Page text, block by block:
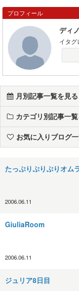
プロフィール
ディ
イタ
月別記事一覧を見る
カテゴリ別記事一
お気に入りブログ
たっぷりぷりぷりオム
2006.06.11
GiuliaRoom
2006.06.11
ジュリア8日目